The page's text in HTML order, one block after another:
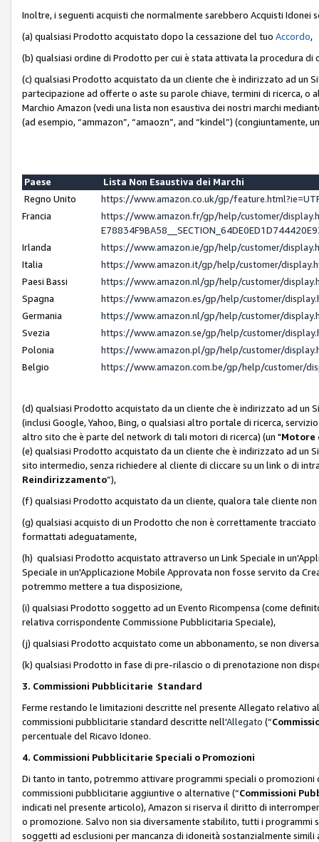
Inoltre, i seguenti acquisti che normalmente sarebbero Acquisti
(a) qualsiasi Prodotto acquistato dopo la cessazione del tuo Accordo,
(b) qualsiasi ordine di Prodotto per cui è stata attivata la procedura di
(c) qualsiasi Prodotto acquistato da un cliente che è indirizzato ad un
partecipazione ad offerte o aste su parole chiave, termini di ricerca,
Marchio Amazon (vedi una lista non esaustiva dei nostri marchi
(ad esempio, “ammazon”, “amaozn”, and “kindel”) (congiuntamente,
Paese
Lista Non Esaustiva dei Marchi
Regno Unito
https://www.amazon.co.uk/gp/
Francia
https://www.amazon.fr/gp/help/customer/
Irlanda
https://www.amazon.ie/gp/help/customer/
Italia
https://www.amazon.it/gp/help/customer/
Paesi Bassi
https://www.amazon.nl/gp/help/customer/
Spagna
https://www.amazon.es/gp/help/customer/
Germania
https://www.amazon.nl/gp/help/customer/
Svezia
https://www.amazon.se/gp/help/customer/
Polonia
https://www.amazon.pl/gp/help/customer/
Belgio
https://www.amazon.com.be/gp/help/customer/
(d) qualsiasi Prodotto acquistato da un cliente che è indirizzato ad un
(inclusi Google, Yahoo, Bing, o qualsiasi altro portale di ricerca,
altro sito che è parte del network di tali motori di ricerca) (un "Motore
(e) qualsiasi Prodotto acquistato da un cliente che è indirizzato ad un
sito intermedio, senza richiedere al cliente di cliccare su un link o di
Reindirizzamento”),
(f) qualsiasi Prodotto acquistato da un cliente, qualora tale cliente
(g) qualsiasi acquisto di un Prodotto che non è correttamente
formattati adeguatamente,
(h) qualsiasi Prodotto acquistato attraverso un Link Speciale in
Speciale in un'Applicazione Mobile Approvata non fosse servito da
potremmo mettere a tua disposizione,
(i) qualsiasi Prodotto soggetto ad un Evento Ricompensa (come
relativa corrispondente Commissione Pubblicitaria Speciale),
(j) qualsiasi Prodotto acquistato come un abbonamento, se non
(k) qualsiasi Prodotto in fase di pre-rilascio o di prenotazione non
3. Commissioni Pubblicitarie Standard
Ferme restando le limitazioni descritte nel presente Allegato relativo
commissioni pubblicitarie standard descritte nell'Allegato (“
percentuale del Ricavo Idoneo.
4. Commissioni Pubblicitarie Speciali o Promozioni
Di tanto in tanto, potremmo attivare programmi speciali o
commissioni pubblicitarie aggiuntive o alternative (“Commissioni
indicati nel presente articolo), Amazon si riserva il diritto di
o promozione. Salvo non sia diversamente stabilito, tutti i
soggetti ad esclusioni per mancanza di idoneità sostanzialmente